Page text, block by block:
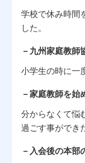
学校で休み時間
した。
－九州家庭教
小学生の時に一
－家庭教師を
分からなくて悩
過ごす事ができ
－入会後の本部